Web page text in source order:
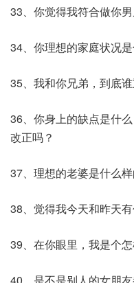
33、你觉得我符合做你
34、你理想的家庭状况
35、我和你兄弟，到底谁
36、你身上的缺点是什
改正吗？
37、理想的老婆是什么样
38、觉得我今天和昨天
39、在你眼里，我是个